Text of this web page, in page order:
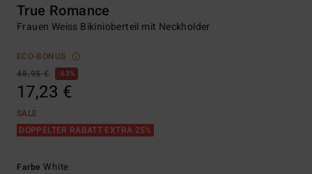
True Romance
Frauen Weiss Bikinioberteil mit Neckholder
ECO-BONUS
45,95 €
63%
17,23 €
SALE
DOPPELTER RABATT EXTRA 25%
FarbeWhite